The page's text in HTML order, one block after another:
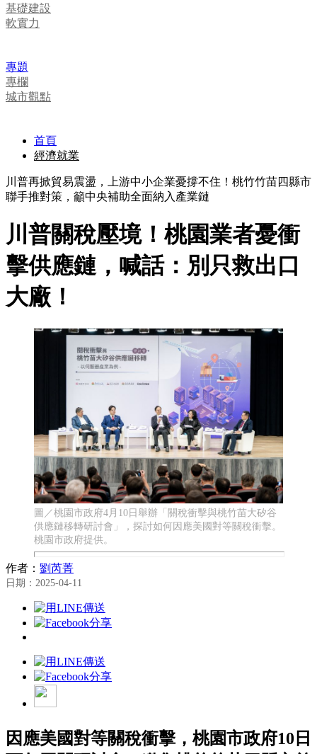
基礎建設
軟實力
專題
專欄
城市觀點
首頁
經濟就業
川普再掀貿易震盪，上游中小企業憂撐不住！桃竹竹苗四縣市
聯手推對策，籲中央補助全面納入產業鏈
川普關稅壓境！桃園業者憂衝
擊供應鏈，喊話：別只救出口
大廠！
圖／桃園市政府4月10日舉辦「關稅衝擊與桃竹苗大矽谷
供應鏈移轉研討會」，探討如何因應美國對等關稅衝擊。
桃園市政府提供。
作者： 劉芮菁
日期：2025-04-11
因應美國對等關稅衝擊，桃園市政府10日